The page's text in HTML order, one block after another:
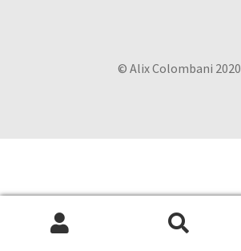
© Alix Colombani 2020